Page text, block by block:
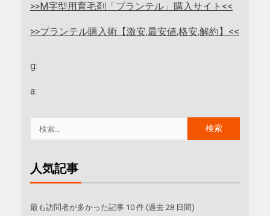
>>M字型用育毛剤「プランテル」購入サイト<<
>>プランテル購入術【激安,最安値,格安,解約】<<
g:
a:
人気記事
最も訪問者が多かった記事 10 件 (過去 28 日間)